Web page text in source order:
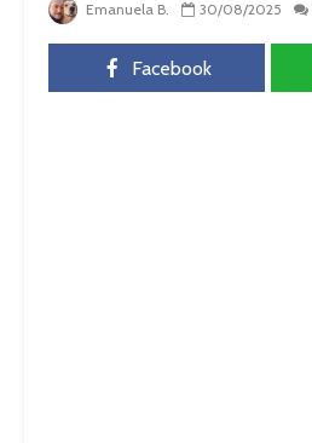
Emanuela B. 30/08/2025
Facebook